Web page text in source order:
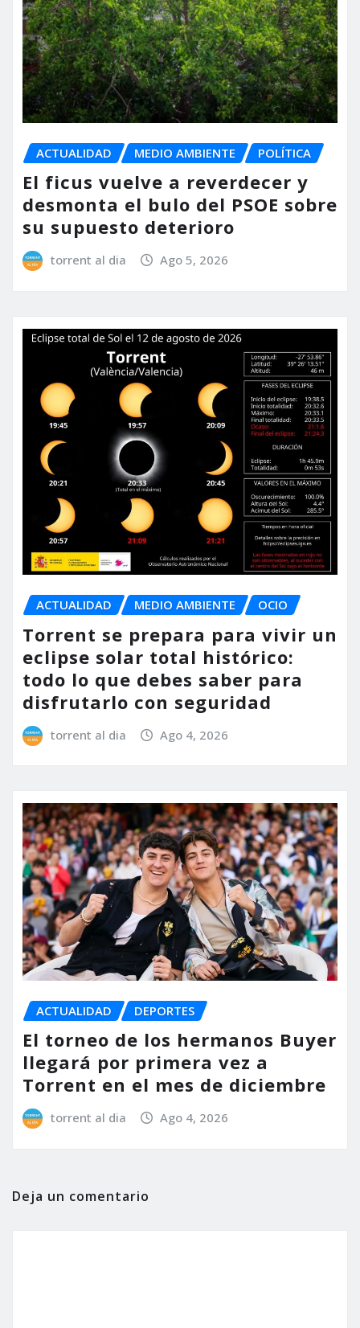
ACTUALIDAD MEDIO AMBIENTE POLÍTICA
El ficus vuelve a reverdecer y
desmonta el bulo del PSOE sobre
su supuesto deterioro
torrent al dia Ago 5, 2026
ACTUALIDAD MEDIO AMBIENTE OCIO
Torrent se prepara para vivir un
eclipse solar total histórico:
todo lo que debes saber para
disfrutarlo con seguridad
torrent al dia Ago 4, 2026
ACTUALIDAD DEPORTES
El torneo de los hermanos Buyer
llegará por primera vez a
Torrent en el mes de diciembre
torrent al dia Ago 4, 2026
Deja un comentario